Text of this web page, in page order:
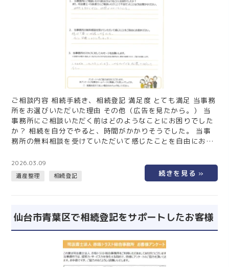
ご相談内容 相続手続き、相続登記 満足度 とても満足 当事務
所をお選びいただいた理由 その他（広告を見たから。） 当
事務所にご相談いただく前はどのようなことにお困りでした
か？ 相続を自分でやると、時間がかかりそうでした。 当事
務所の無料相談を受けていただいて感じたことを自由にお書
ようと思いました。 当事務所のスタッフに対してメッセージ
をお願いします。 人それぞれ、いろんな人がいます。 いや
なタイプでも我慢して対応して下さい。 仙台の相続手続きは
2026.03.09
遺産整理
相続登記
仙台市青葉区で相続登記をサポートしたお客様